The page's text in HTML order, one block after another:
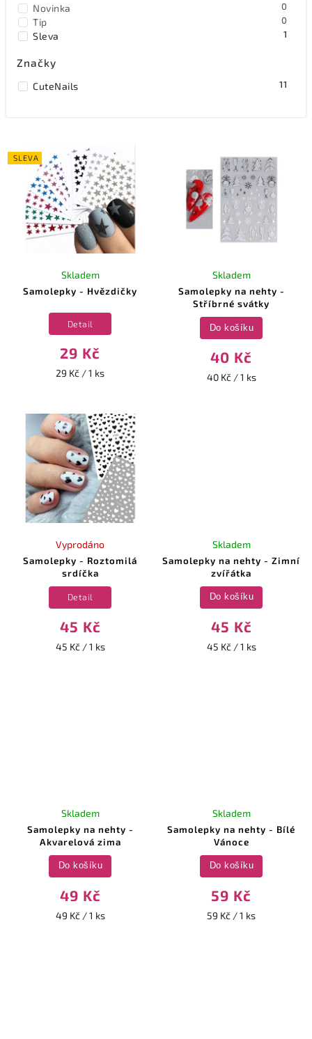
Novinka 0
Tip 0
Sleva 1
Značky
CuteNails 11
SLEVA
Samolepky - Hvězdičky
Skladem
29 Kč
29 Kč / 1 ks
Detail
Samolepky na nehty -
Stříbrné svátky
Skladem
40 Kč
40 Kč / 1 ks
Do košíku
Samolepky - Roztomilá
srdíčka
Vyprodáno
45 Kč
45 Kč / 1 ks
Detail
Samolepky na nehty - Zimní
zvířátka
Skladem
45 Kč
45 Kč / 1 ks
Do košíku
Samolepky na nehty -
Akvarelová zima
Skladem
49 Kč
49 Kč / 1 ks
Do košíku
Samolepky na nehty - Bílé
Vánoce
Skladem
59 Kč
59 Kč / 1 ks
Do košíku